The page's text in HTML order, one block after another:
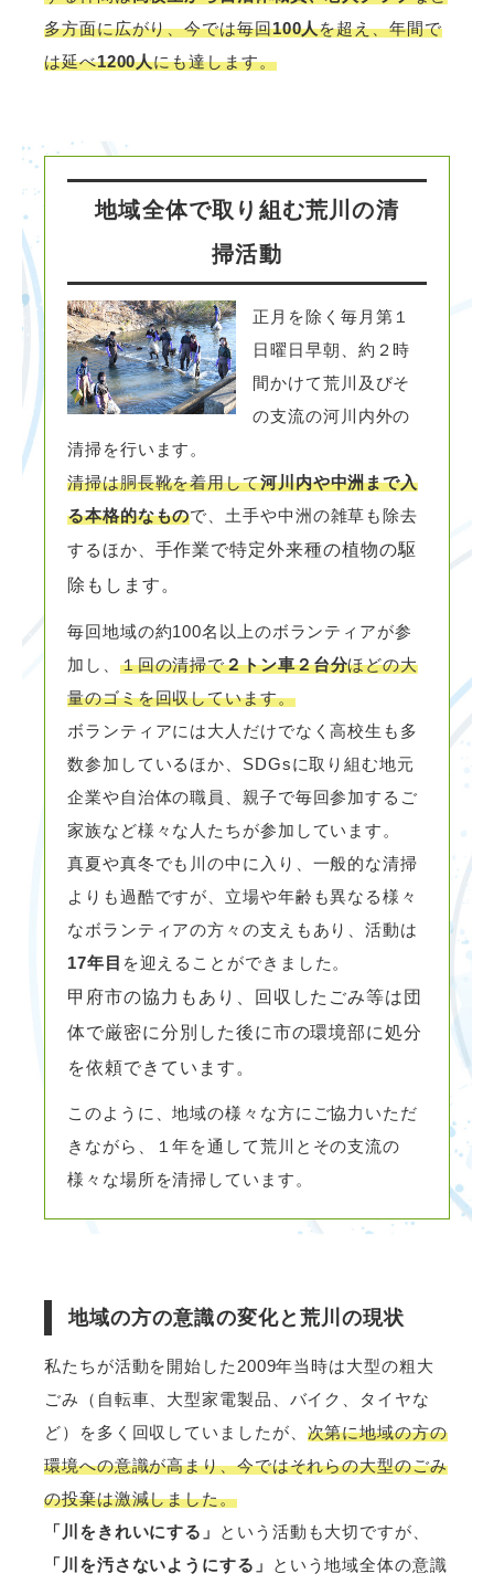
多方面に広がり、今では毎回100人を超え、年間で
は延べ1200人にも達します。
地域全体で取り組む荒川の清
掃活動
正月を除く毎月第１
日曜日早朝、約２時
間かけて荒川及びそ
の支流の河川内外の
清掃を行います。
清掃は胴長靴を着用して河川内や中洲まで入
る本格的なもので、土手や中洲の雑草も除去
するほか、 手作業で特定外来種の植物の駆
除もします。
毎回地域の約100名以上のボランティアが参
加し、 １回の清掃で２トン車２台分ほどの大
量のゴミを回収しています。
ボランティアには大人だけでなく高校生も多
数参加しているほか、SDGsに取り組む地元
企業や自治体の職員、親子で毎回参加するご
家族など様々な人たちが参加しています。
真夏や真冬でも川の中に入り、一般的な清掃
よりも過酷ですが、立場や年齢も異なる様々
なボランティアの方々の支えもあり、活動は
17年目 を迎えることができました。
甲府市の協力もあり、回収したごみ等は団
体で厳密に分別した後に市の環境部に処分
を依頼できています。
このように、地域の様々な方にご協力いただ
きながら、１年を通して荒川とその支流の
様々な場所を清掃しています。
地域の方の意識の変化と荒川の現状
私たちが活動を開始した2009年当時は大型の粗大
ごみ（自転車、大型家電製品、バイク、タイヤな
ど）を多く回収していましたが、 次第に地域の方の
環境への意識が高まり、今ではそれらの大型のごみ
の投棄は激減しました。
「川をきれいにする」
という活動も大切ですが、
「川を汚さないようにする」
という地域全体の意識